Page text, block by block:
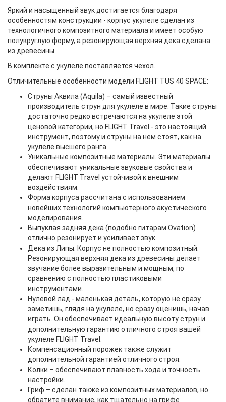
Яркий и насыщенный звук достигается благодаря
особенностям конструкции - корпус укулеле сделан из
технологичного композитного материала и имеет особую
полукруглую форму, а резонирующая верхняя дека сделана
из древесины.
В комплекте с укулеле поставляется чехол.
Отличительные особенности модели FLIGHT TUS 40 SPACE:
Струны Аквила (Aquila) – самый известный
производитель струн для укулеле в мире. Такие струны
достаточно редко встречаются на укулеле этой
ценовой категории, но FLIGHT Travel - это настоящий
инструмент, поэтому и струны на нем стоят, как на
укулеле высшего ранга.
Уникальные композитные материалы. Эти материалы
обеспечивают уникальные звуковые свойства и
делают FLIGHT Travel устойчивой к внешним
воздействиям.
Форма корпуса рассчитана с использованием
новейших технологий компьютерного акустического
моделирования.
Выпуклая задняя дека (подобно гитарам Ovation)
отлично резонирует и усиливает звук.
Дека из Липы. Корпус не полностью композитный.
Резонирующая верхняя дека из древесины делает
звучание более выразительным и мощным, по
сравнению с полностью пластиковыми
инструментами.
Нулевой лад - маленькая деталь, которую не сразу
заметишь, глядя на укулеле, но сразу оценишь, начав
играть. Он обеспечивает идеальную высоту струн и
дополнительную гарантию отличного строя вашей
укулеле FLIGHT Travel.
Компенсационный порожек также служит
дополнительной гарантией отличного строя.
Колки – обеспечивают плавность хода и точность
настройки.
Гриф – сделан также из композитных материалов, но
обратите внимание, как тщательно на грифе